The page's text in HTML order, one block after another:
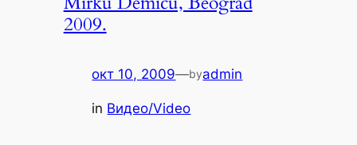
2009.
окт 10, 2009—byadmin
in Видео/Video